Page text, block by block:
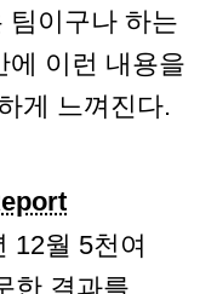
팀이구나 하는
에 이런 내용을
게 느껴진다.
12월 5천여
한 결과를